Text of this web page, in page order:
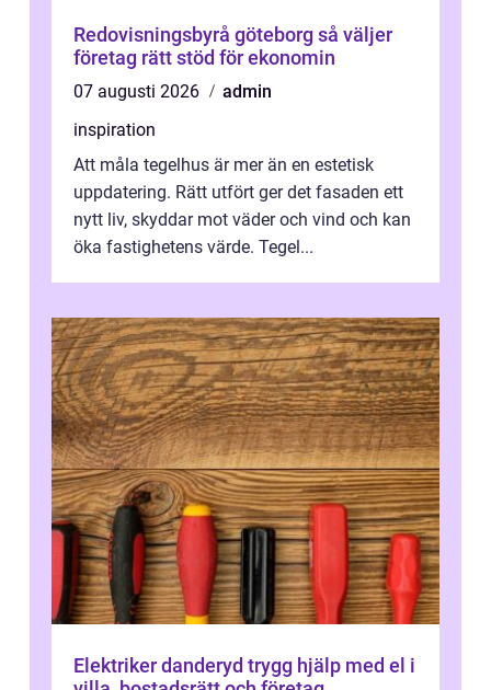
Redovisningsbyrå göteborg så väljer
företag rätt stöd för ekonomin
07 augusti 2026
admin
inspiration
Att måla tegelhus är mer än en estetisk
uppdatering. Rätt utfört ger det fasaden ett
nytt liv, skyddar mot väder och vind och kan
öka fastighetens värde. Tegel...
Elektriker danderyd trygg hjälp med el i